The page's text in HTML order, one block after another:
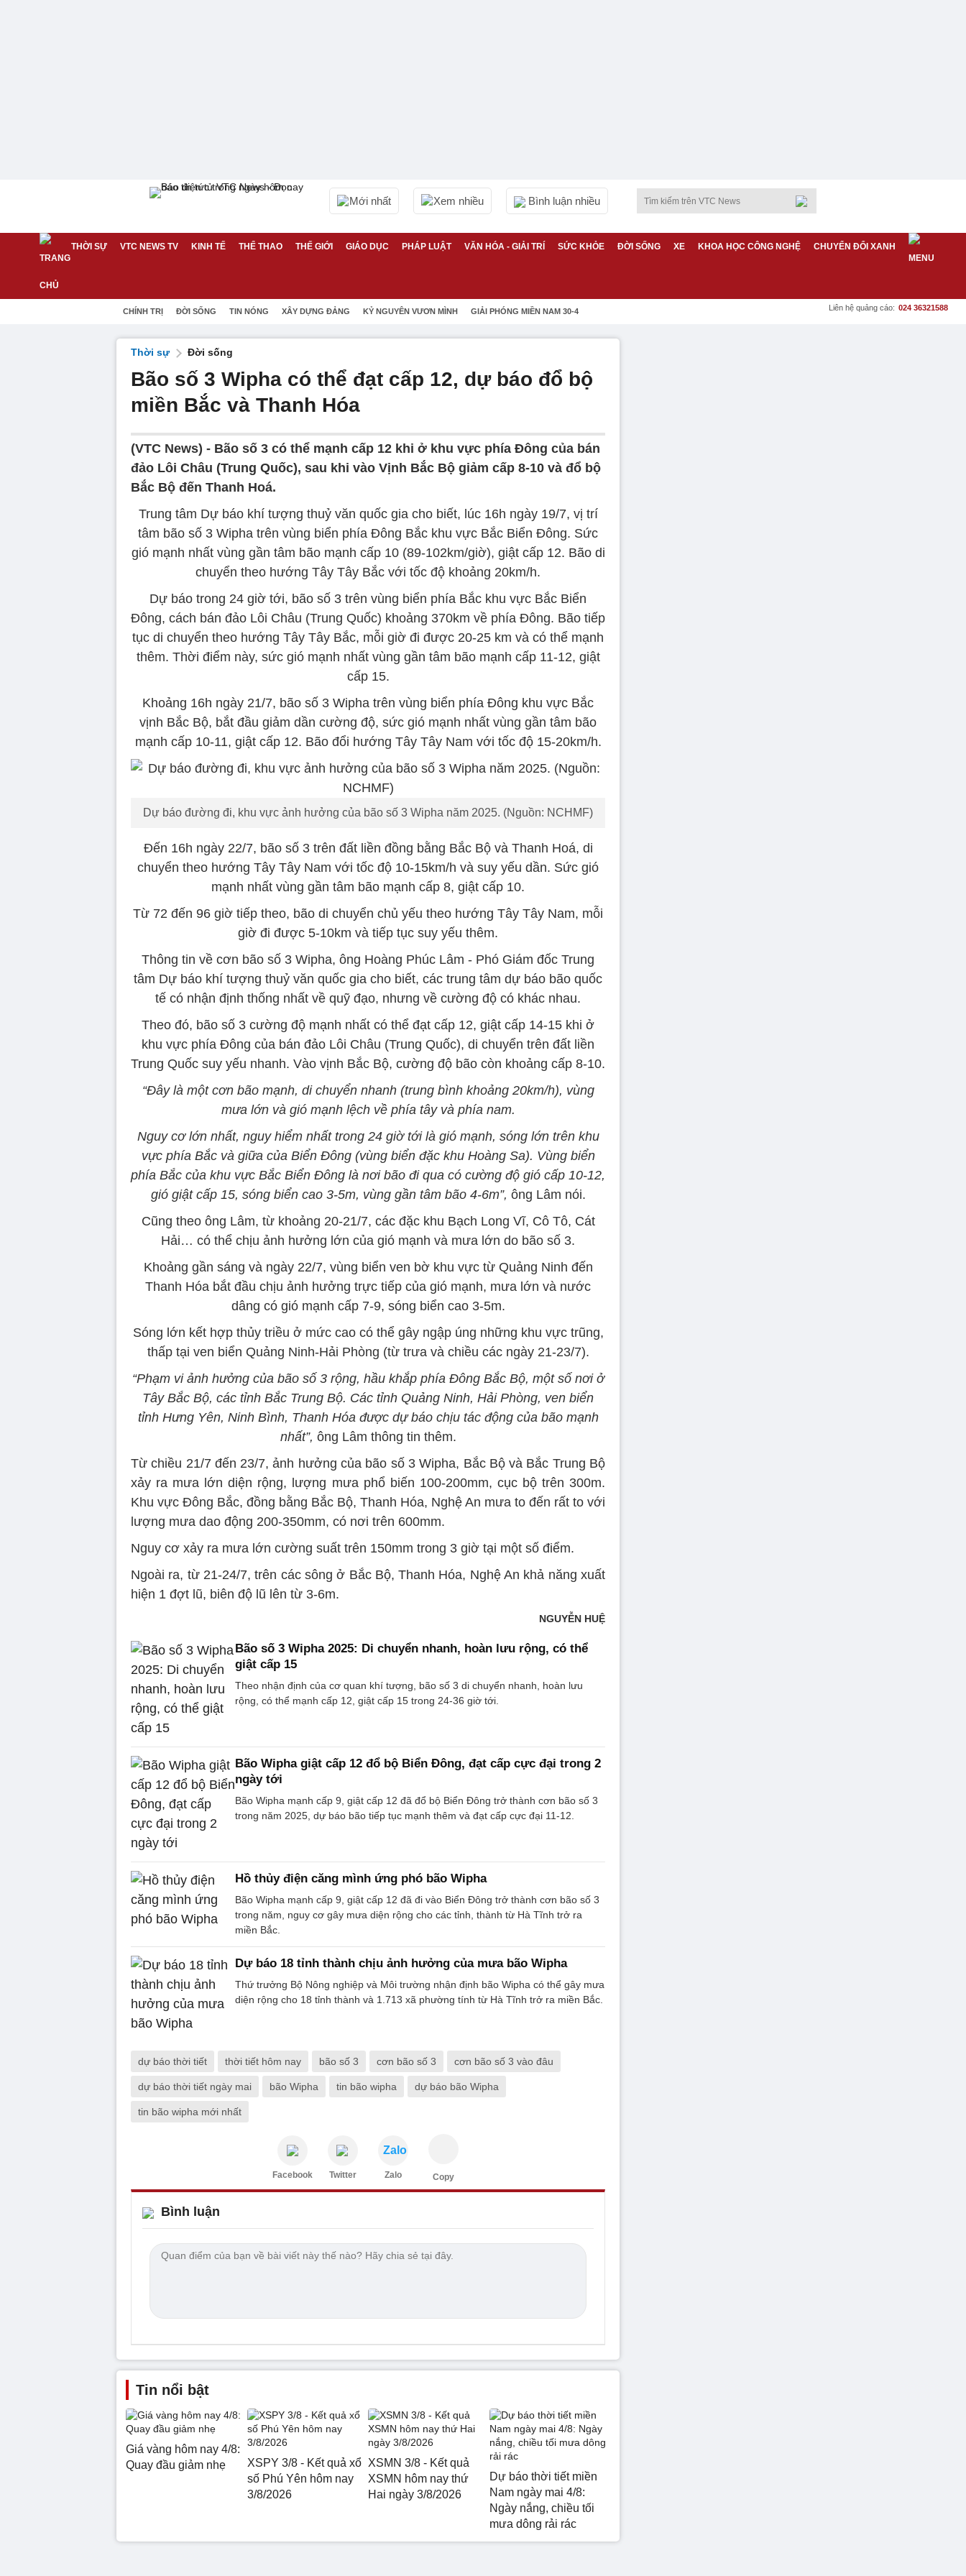
Mới nhất Xem nhiều Bình luận nhiều
THỜI SỰ VTC NEWS TV KINH TẾ THỂ THAO THẾ GIỚI GIÁO DỤC PHÁP LUẬT VĂN HÓA - GIẢI TRÍ SỨC KHỎE ĐỜI SỐNG XE KHOA HỌC CÔNG NGHỆ CHUYỂN ĐỔI XANH
CHÍNH TRỊ ĐỜI SỐNG TIN NÓNG XÂY DỰNG ĐẢNG KỶ NGUYÊN VƯƠN MÌNH GIẢI PHÓNG MIỀN NAM 30-4 Liên hệ quảng cáo: 024 36321588
Thời sự Đời sống
Bão số 3 Wipha có thể đạt cấp 12, dự báo đổ bộ
miền Bắc và Thanh Hóa
(VTC News) - Bão số 3 có thể mạnh cấp 12 khi ở khu vực phía Đông của bán
đảo Lôi Châu (Trung Quốc), sau khi vào Vịnh Bắc Bộ giảm cấp 8-10 và đổ bộ
Bắc Bộ đến Thanh Hoá.
Trung tâm Dự báo khí tượng thuỷ văn quốc gia cho biết, lúc 16h ngày 19/7, vị trí
tâm bão số 3 Wipha trên vùng biển phía Đông Bắc khu vực Bắc Biển Đông. Sức
gió mạnh nhất vùng gần tâm bão mạnh cấp 10 (89-102km/giờ), giật cấp 12. Bão di
chuyển theo hướng Tây Tây Bắc với tốc độ khoảng 20km/h.
Dự báo trong 24 giờ tới, bão số 3 trên vùng biển phía Bắc khu vực Bắc Biển
Đông, cách bán đảo Lôi Châu (Trung Quốc) khoảng 370km về phía Đông. Bão tiếp
tục di chuyển theo hướng Tây Tây Bắc, mỗi giờ đi được 20-25 km và có thể mạnh
thêm. Thời điểm này, sức gió mạnh nhất vùng gần tâm bão mạnh cấp 11-12, giật
cấp 15.
Khoảng 16h ngày 21/7, bão số 3 Wipha trên vùng biển phía Đông khu vực Bắc
vịnh Bắc Bộ, bắt đầu giảm dần cường độ, sức gió mạnh nhất vùng gần tâm bão
mạnh cấp 10-11, giật cấp 12. Bão đổi hướng Tây Tây Nam với tốc độ 15-20km/h.
Dự báo đường đi, khu vực ảnh hưởng của bão số 3 Wipha năm 2025. (Nguồn: NCHMF)
Đến 16h ngày 22/7, bão số 3 trên đất liền đồng bằng Bắc Bộ và Thanh Hoá, di
chuyển theo hướng Tây Tây Nam với tốc độ 10-15km/h và suy yếu dần. Sức gió
mạnh nhất vùng gần tâm bão mạnh cấp 8, giật cấp 10.
Từ 72 đến 96 giờ tiếp theo, bão di chuyển chủ yếu theo hướng Tây Tây Nam, mỗi
giờ đi được 5-10km và tiếp tục suy yếu thêm.
Thông tin về cơn bão số 3 Wipha, ông Hoàng Phúc Lâm - Phó Giám đốc Trung
tâm Dự báo khí tượng thuỷ văn quốc gia cho biết, các trung tâm dự báo bão quốc
tế có nhận định thống nhất về quỹ đạo, nhưng về cường độ có khác nhau.
Theo đó, bão số 3 cường độ mạnh nhất có thể đạt cấp 12, giật cấp 14-15 khi ở
khu vực phía Đông của bán đảo Lôi Châu (Trung Quốc), di chuyển trên đất liền
Trung Quốc suy yếu nhanh. Vào vịnh Bắc Bộ, cường độ bão còn khoảng cấp 8-10.
“Đây là một cơn bão mạnh, di chuyển nhanh (trung bình khoảng 20km/h), vùng
mưa lớn và gió mạnh lệch về phía tây và phía nam.
Nguy cơ lớn nhất, nguy hiểm nhất trong 24 giờ tới là gió mạnh, sóng lớn trên khu
vực phía Bắc và giữa của Biển Đông (vùng biển đặc khu Hoàng Sa). Vùng biển
phía Bắc của khu vực Bắc Biển Đông là nơi bão đi qua có cường độ gió cấp 10-12,
gió giật cấp 15, sóng biển cao 3-5m, vùng gần tâm bão 4-6m”, ông Lâm nói.
Cũng theo ông Lâm, từ khoảng 20-21/7, các đặc khu Bạch Long Vĩ, Cô Tô, Cát
Hải… có thể chịu ảnh hưởng lớn của gió mạnh và mưa lớn do bão số 3.
Khoảng gần sáng và ngày 22/7, vùng biển ven bờ khu vực từ Quảng Ninh đến
Thanh Hóa bắt đầu chịu ảnh hưởng trực tiếp của gió mạnh, mưa lớn và nước
dâng có gió mạnh cấp 7-9, sóng biển cao 3-5m.
Sóng lớn kết hợp thủy triều ở mức cao có thể gây ngập úng những khu vực trũng,
thấp tại ven biển Quảng Ninh-Hải Phòng (từ trưa và chiều các ngày 21-23/7).
“Phạm vi ảnh hưởng của bão số 3 rộng, hầu khắp phía Đông Bắc Bộ, một số nơi ở
Tây Bắc Bộ, các tỉnh Bắc Trung Bộ. Các tỉnh Quảng Ninh, Hải Phòng, ven biển
tỉnh Hưng Yên, Ninh Bình, Thanh Hóa được dự báo chịu tác động của bão mạnh
nhất”, ông Lâm thông tin thêm.
Từ chiều 21/7 đến 23/7, ảnh hưởng của bão số 3 Wipha, Bắc Bộ và Bắc Trung Bộ
xảy ra mưa lớn diện rộng, lượng mưa phổ biến 100-200mm, cục bộ trên 300m.
Khu vực Đông Bắc, đồng bằng Bắc Bộ, Thanh Hóa, Nghệ An mưa to đến rất to với
lượng mưa dao động 200-350mm, có nơi trên 600mm.
Nguy cơ xảy ra mưa lớn cường suất trên 150mm trong 3 giờ tại một số điểm.
Ngoài ra, từ 21-24/7, trên các sông ở Bắc Bộ, Thanh Hóa, Nghệ An khả năng xuất
hiện 1 đợt lũ, biên độ lũ lên từ 3-6m.
NGUYỄN HUỆ
Bão số 3 Wipha 2025: Di chuyển nhanh, hoàn lưu rộng, có thể
giật cấp 15
Theo nhận định của cơ quan khí tượng, bão số 3 di chuyển nhanh, hoàn lưu
rộng, có thể mạnh cấp 12, giật cấp 15 trong 24-36 giờ tới.
Bão Wipha giật cấp 12 đổ bộ Biển Đông, đạt cấp cực đại trong 2
ngày tới
Bão Wipha mạnh cấp 9, giật cấp 12 đã đổ bộ Biển Đông trở thành cơn bão số 3
trong năm 2025, dự báo bão tiếp tục mạnh thêm và đạt cấp cực đại 11-12.
Hồ thủy điện căng mình ứng phó bão Wipha
Bão Wipha mạnh cấp 9, giật cấp 12 đã đi vào Biển Đông trở thành cơn bão số 3
trong năm, nguy cơ gây mưa diện rộng cho các tỉnh, thành từ Hà Tĩnh trở ra
miền Bắc.
Dự báo 18 tỉnh thành chịu ảnh hưởng của mưa bão Wipha
Thứ trưởng Bộ Nông nghiệp và Môi trường nhận định bão Wipha có thể gây mưa
diện rộng cho 18 tỉnh thành và 1.713 xã phường tính từ Hà Tĩnh trở ra miền Bắc.
dự báo thời tiết thời tiết hôm nay bão số 3 cơn bão số 3 cơn bão số 3 vào đâu
dự báo thời tiết ngày mai bão Wipha tin bão wipha dự báo bão Wipha
tin bão wipha mới nhất
Facebook Twitter
Zalo
Zalo Copy
Bình luận
Tin nổi bật
Giá vàng hôm nay 4/8:
Quay đầu giảm nhẹ
XSPY 3/8 - Kết quả xổ
số Phú Yên hôm nay
3/8/2026
XSMN 3/8 - Kết quả
XSMN hôm nay thứ
Hai ngày 3/8/2026
Dự báo thời tiết miền
Nam ngày mai 4/8:
Ngày nắng, chiều tối
mưa dông rải rác